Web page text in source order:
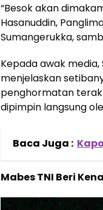
“Besok akan
Hasanuddin,
Sumangerukka,
Kepada awak media,
menjelaskan
penghormatan
dipimpin langsung
Baca Juga :
Mabes TNI Beri